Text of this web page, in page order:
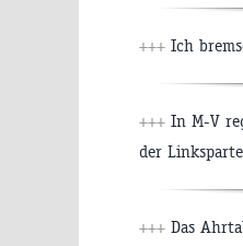
+++ Ich
+++ In M-V
der
+++ Das